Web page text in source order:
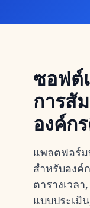
ซอฟต์
การสั
องค์ก
แพลตฟอร์
สำหรับองค์
ตารางเวล
แบบประเมิ